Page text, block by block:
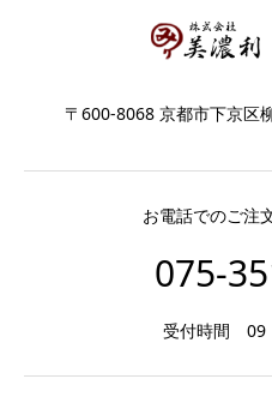
〒600-8068 京都市下京区
お電話でのご注
075-
受付時間 09